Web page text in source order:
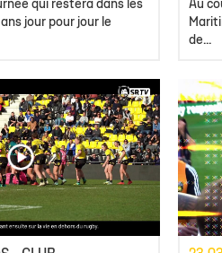
le calendrier de la saison
qui restera dans les
jour pour jour le
Au
de...